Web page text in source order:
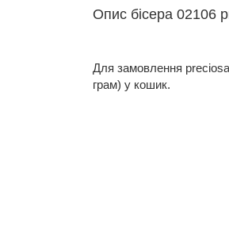
Опис бісера 02106
Для замовлення preciosa
грам) у кошик.